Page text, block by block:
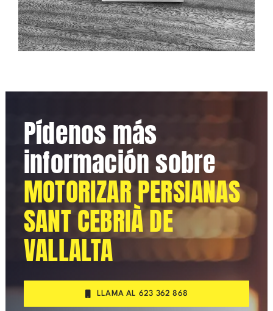
Pídenos más
información sobre
MOTORIZAR PERSIANAS
SANT CEBRIÀ DE
VALLALTA
LLAMA AL 623 362 868